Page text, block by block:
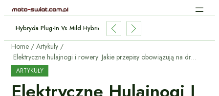
Hybryda Plug-In Vs Mild Hybrid: Którą Wybrać I Dlaczego?
Home
Artykuły
Elektryczne hulajnogi i rowery: Jakie przepisy obowiązują na drogach i ścieżkach?
ARTYKUŁY